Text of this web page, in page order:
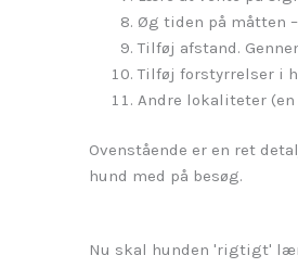
Øg tiden på måtten
Tilføj afstand.
Tilføj forstyrrelser i
Andre lokaliteter
Ovenstående er en ret
hund med på besøg.
Nu skal hunden 'rigtigt'